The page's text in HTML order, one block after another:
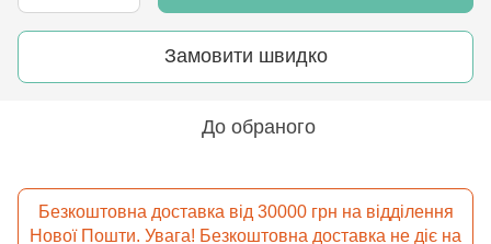
Замовити швидко
До обраного
Безкоштовна доставка від 30000 грн на відділення
Нової Пошти. Увага! Безкоштовна доставка не діє на